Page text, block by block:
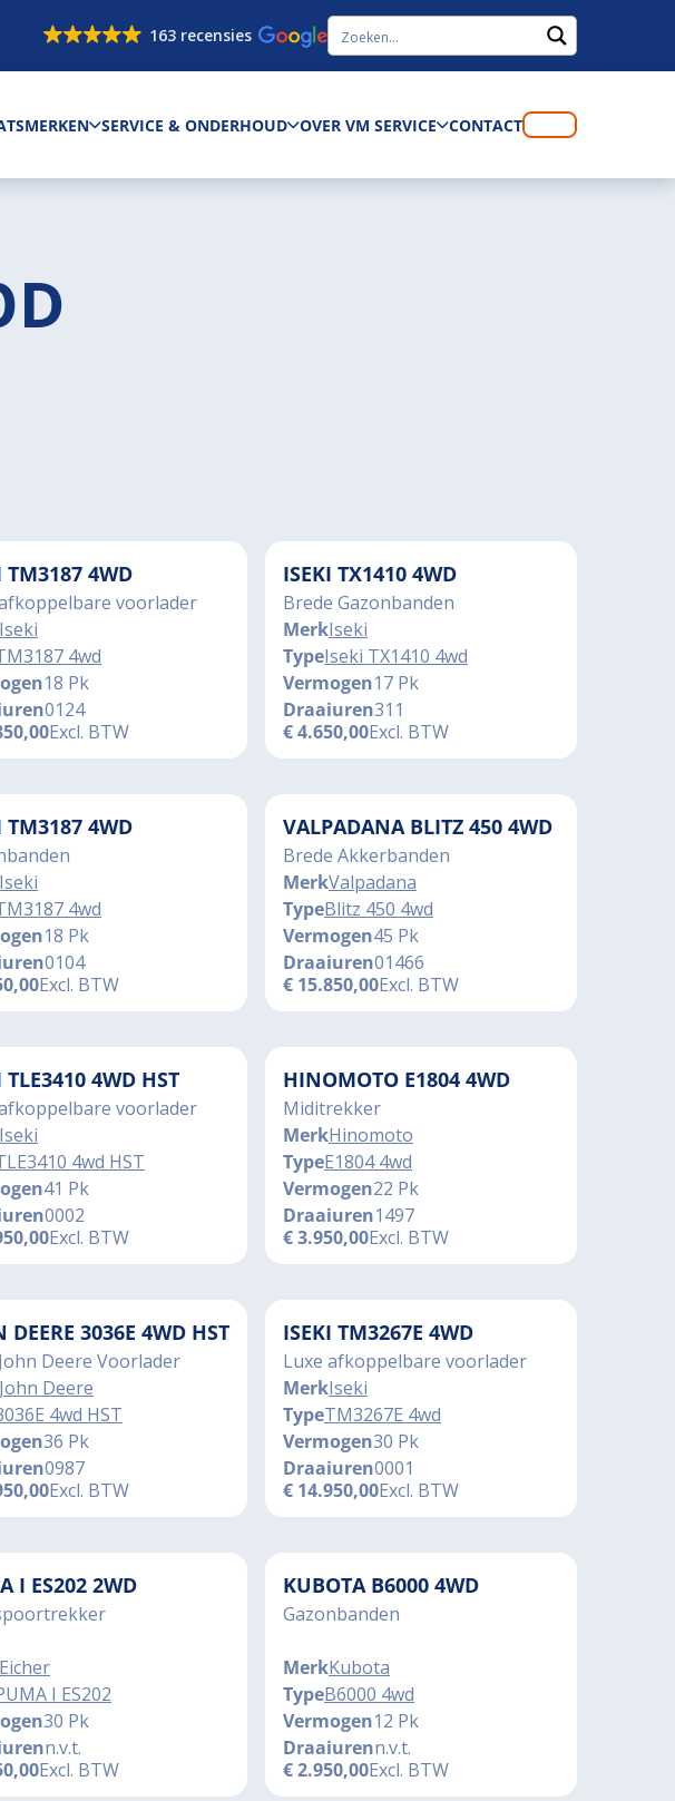
163 recensies
MERKEN SERVICE & ONDERHOUD OVER VM SERVICE CONTACT
TM3187 4WD
voorlader
Iseki
4wd
18 Pk
0124
Excl. BTW
ISEKI TX1410 4WD
Brede Gazonbanden
MerkIseki
TypeIseki TX1410 4wd
Vermogen17 Pk
Draaiuren311
€4.650,00Excl. BTW
TM3187 4WD
Iseki
4wd
18 Pk
0104
Excl. BTW
VALPADANA BLITZ 450 4WD
Brede Akkerbanden
MerkValpadana
TypeBlitz 450 4wd
Vermogen45 Pk
Draaiuren01466
€ 15.850,00Excl. BTW
TLE3410 4WD HST
voorlader
Iseki
4wd HST
41 Pk
0002
Excl. BTW
HINOMOTO E1804 4WD
Miditrekker
MerkHinomoto
TypeE1804 4wd
Vermogen22 Pk
Draaiuren1497
€3.950,00Excl. BTW
DEERE 3036E 4WD HST
Deere Voorlader
John Deere
4wd HST
36 Pk
0987
Excl. BTW
ISEKI TM3267E 4WD
Luxe afkoppelbare voorlader
MerkIseki
TypeTM3267E 4wd
Vermogen30 Pk
Draaiuren0001
€ 14.950,00Excl. BTW
I ES202 2WD
Eicher
I ES202
30 Pk
n.v.t.
Excl. BTW
KUBOTA B6000 4WD
Gazonbanden
MerkKubota
TypeB6000 4wd
Vermogen12 Pk
Draaiurenn.v.t.
€2.950,00Excl. BTW